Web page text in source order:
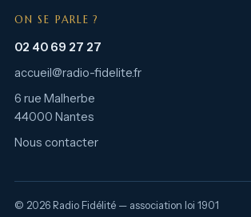
ON SE PARLE ?
02 40 69 27 27
accueil@radio-fidelite.fr
6 rue Malherbe
44000 Nantes
Nous contacter
© 2026 Radio Fidélité — association loi 1901